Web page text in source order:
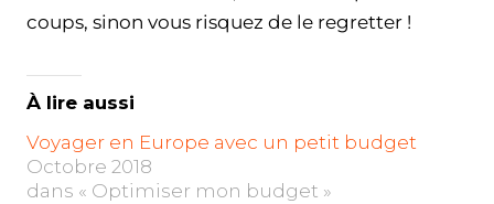
coups, sinon vous risquez de le regretter !
À lire aussi
Voyager en Europe avec un petit budget
Octobre 2018
dans « Optimiser mon budget »